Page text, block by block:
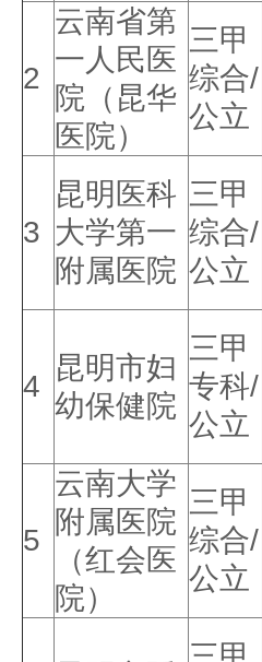
2
云南省第
一人民医
院（昆华
医院）
三甲
综合/
公立
3
昆明医科
大学第一
附属医院
三甲
综合/
公立
4
昆明市妇
幼保健院
三甲
专科/
公立
5
云南大学
附属医院
（红会医
院）
三甲
综合/
公立